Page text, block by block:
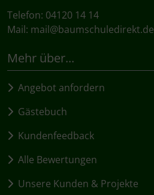
Telefon: 04120 14 14
Mail: mail@baumschuledirekt.de
Mehr über...
Angebot anfordern
Gästebuch
Kundenfeedback
Alle Bewertungen
Unsere Kunden & Projekte